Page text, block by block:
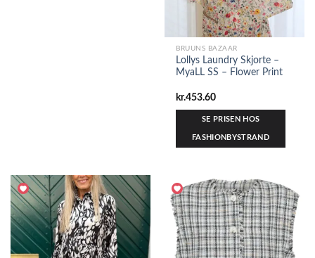
BRUUNS BAZAAR
Lollys Laundry Skjorte –
MyaLL SS – Flower Print
kr.453.60
SE PRISEN HOS
FASHIONBYSTRAND